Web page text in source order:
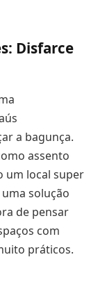
Disfarce
a bagunça.
assento
um local super
solução
de pensar
com
práticos.